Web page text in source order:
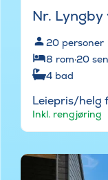
Nr.
20 personer
8 rom·20
4 bad
Leiepris/helg
Inkl. rengjøring